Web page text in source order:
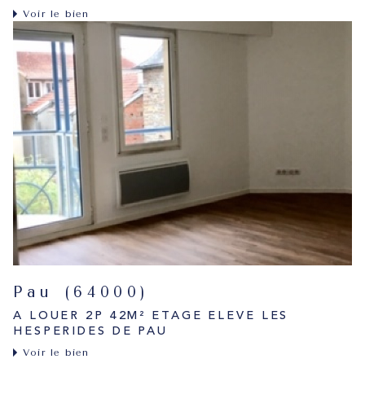
Voir le bien
Pau (64000)
A LOUER 2P 42M² ETAGE ELEVE LES
HESPERIDES DE PAU
Voir le bien